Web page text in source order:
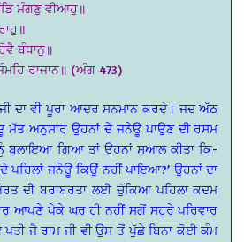
ਮੰਗਣੁ ਵੀਆਹੁ॥
ਬੰਧਾਨੁ॥
ਰਾਜਾਨ॥ (ਅੰਗ 473)
ਦਾ ਵੀ ਪੂਰਾ ਆਦਰ ਸਨਮਾਨ ਕਰਦੇ। ਜਦ ਅੱਠ
ਮੱਤ ਅਨੁਸਾਰ ਉਹਨਾਂ ਦੇ ਜਨੇਊ ਪਾਉਣ ਦੀ ਰਸਮ
ਗਿਆ ਤਾਂ ਉਹਨਾਂ ਸੁਆਲ ਕੀਤਾ ਕਿ-
ਪਹਿਲਾਂ ਜਨੇਊ ਕਿਉਂ ਨਹੀਂ ਪਾਇਆ?’ ਉਹਨਾਂ ਦਾ
ਦੀ ਬਰਾਬਰਤਾ ਲਈ ਚੁੱਕਿਆ ਪਹਿਲਾ ਕਦਮ
ਆਪਣੇ ਪੇਕੇ ਘਰ ਹੀ ਨਹੀਂ ਸਗੋਂ ਸਹੁਰੇ ਪਰਿਵਾਰ
ਪਤੀ ਜੈ ਰਾਮ ਜੀ ਵੀ ਉਸ ਤੋਂ ਪੁੱਛੇ ਬਿਨਾ ਕੋਈ ਕੰਮ